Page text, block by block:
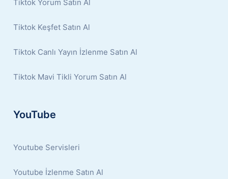
Tiktok Yorum Satın Al
Tiktok Keşfet Satın Al
Tiktok Canlı Yayın İzlenme Satın Al
Tiktok Mavi Tikli Yorum Satın Al
YouTube
Youtube Servisleri
Youtube İzlenme Satın Al